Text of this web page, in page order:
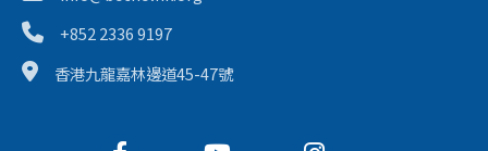
+852 2336 9197
香港九龍嘉林邊道45-47號